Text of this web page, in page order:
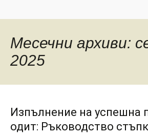
Месечни архиви:
2025
Изпълнение на успешна
одит: Ръководство